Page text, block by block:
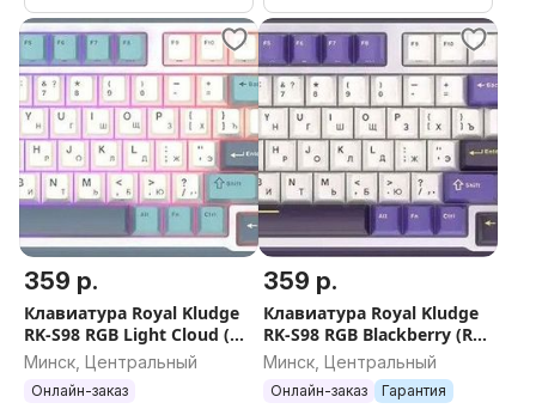
359 р.
Клавиатура Royal Kludge
RK-S98 RGB Light Cloud (RK
Brown)
Минск, Центральный
Онлайн-заказ
359 р.
Клавиатура Royal Kludge
RK-S98 RGB Blackberry (RK
Chartreuse)
Минск, Центральный
Онлайн-заказ Гарантия